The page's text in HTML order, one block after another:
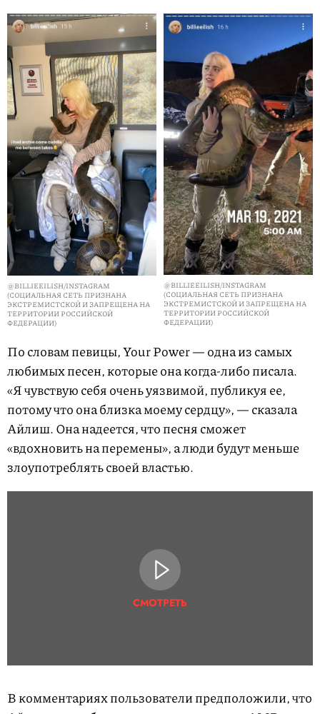
@BILLIEEILISH/INSTAGRAM
(СОЦИАЛЬНАЯ СЕТЬ ПРИЗНАНА
ЭКСТРЕМИСТСКОЙ И ЗАПРЕЩЕНА НА
ТЕРРИТОРИИ РОССИЙСКОЙ
ФЕДЕРАЦИИ)
@BILLIEEILISH/INSTAGRAM
(СОЦИАЛЬНАЯ СЕТЬ ПРИЗНАНА
ЭКСТРЕМИСТСКОЙ И ЗАПРЕЩЕНА НА
ТЕРРИТОРИИ РОССИЙСКОЙ
ФЕДЕРАЦИИ)
По словам певицы, Your Power — одна из самых
любимых песен, которые она когда-либо писала.
«Я чувствую себя очень уязвимой, публикуя ее,
потому что она близка моему сердцу», — сказала
Айлиш. Она надеется, что песня сможет
«вдохновить на перемены», а люди будут меньше
злоупотреблять своей властью.
СМОТРЕТЬ
В комментариях пользователи предположили, что